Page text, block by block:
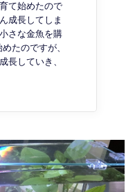
て始めたので
成長してしま
さな金魚を購
たのですが、
長していき、